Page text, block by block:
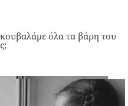
όλα τα βάρη του